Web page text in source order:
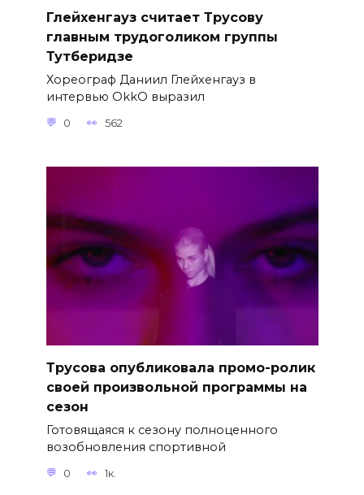
Глейхенгауз считает Трусову
главным трудоголиком группы
Тутберидзе
Хореограф Даниил Глейхенгауз в
интервью OkkO выразил
0 562
Трусова опубликовала промо-ролик
своей произвольной программы на
сезон
Готовящаяся к сезону полноценного
возобновления спортивной
0 1к.